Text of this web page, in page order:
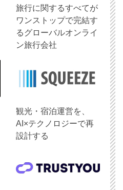
旅行に関するすべてが
ワンストップで完結す
るグローバルオンライ
ン旅行会社
観光・宿泊運営を、
AI×テクノロジーで再
設計する